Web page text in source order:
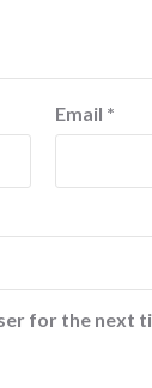
Email *
for the next